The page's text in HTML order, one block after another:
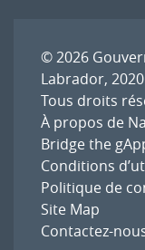
© 2026
Labrador,
Tous droits
À propos de
Bridge the
Conditions
Politique de
Site Map
Contactez-